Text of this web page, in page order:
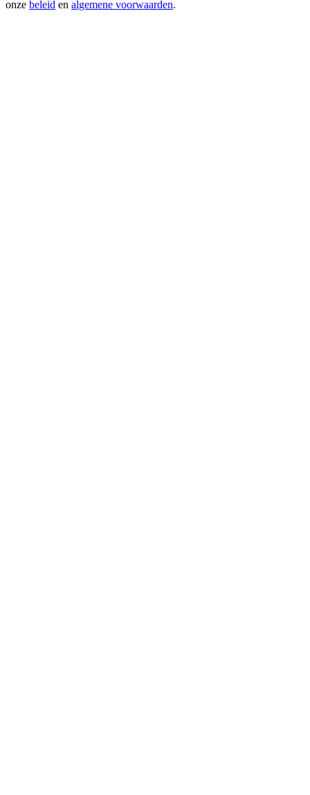
onze beleid en algemene voorwaarden.